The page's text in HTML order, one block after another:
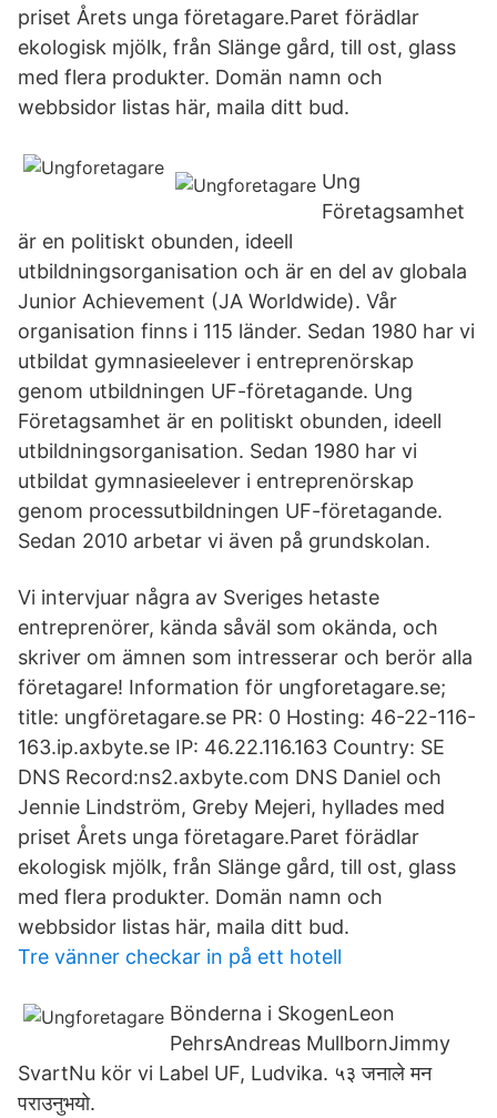
priset Årets unga företagare.Paret förädlar
ekologisk mjölk, från Slänge gård, till ost, glass
med flera produkter. Domän namn och
webbsidor listas här, maila ditt bud.
Ung
Företagsamhet
är en politiskt obunden, ideell
utbildningsorganisation och är en del av globala
Junior Achievement (JA Worldwide). Vår
organisation finns i 115 länder. Sedan 1980 har vi
utbildat gymnasieelever i entreprenörskap
genom utbildningen UF-företagande. Ung
Företagsamhet är en politiskt obunden, ideell
utbildningsorganisation. Sedan 1980 har vi
utbildat gymnasieelever i entreprenörskap
genom processutbildningen UF-företagande.
Sedan 2010 arbetar vi även på grundskolan.
Vi intervjuar några av Sveriges hetaste
entreprenörer, kända såväl som okända, och
skriver om ämnen som intresserar och berör alla
företagare! Information för ungforetagare.se;
title: ungföretagare.se PR: 0 Hosting: 46-22-116-
163.ip.axbyte.se IP: 46.22.116.163 Country: SE
DNS Record:ns2.axbyte.com DNS Daniel och
Jennie Lindström, Greby Mejeri, hyllades med
priset Årets unga företagare.Paret förädlar
ekologisk mjölk, från Slänge gård, till ost, glass
med flera produkter. Domän namn och
webbsidor listas här, maila ditt bud.
Tre vänner checkar in på ett hotell
Bönderna i SkogenLeon
PehrsAndreas MullbornJimmy
SvartNu kör vi Label UF, Ludvika. ५३ जनाले मन
पराउनुभयो.